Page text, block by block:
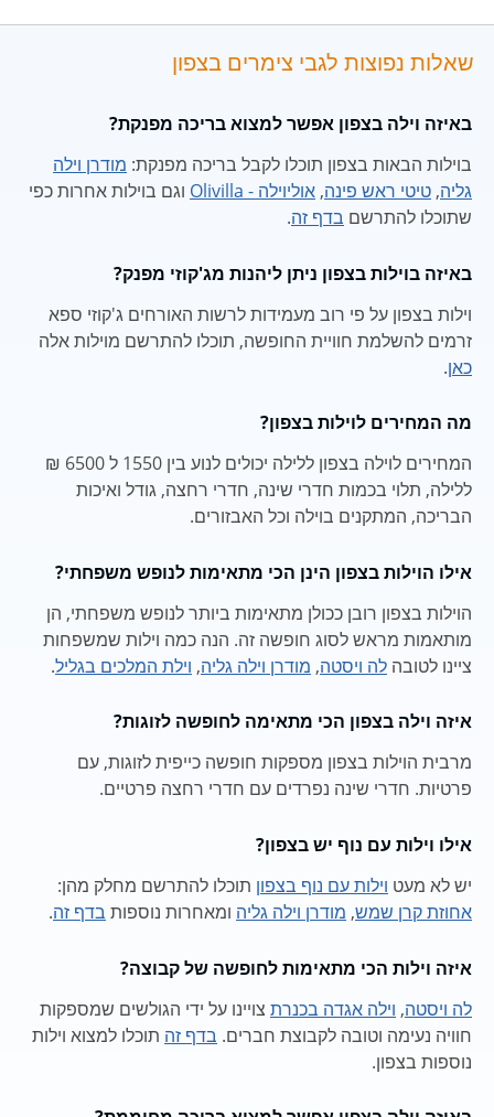
שאלות נפוצות לגבי צימרים בצפון
באיזה וילה בצפון אפשר למצוא בריכה מפנקת?
בוילות הבאות בצפון תוכלו לקבל בריכה מפנקת: מודרן וילה
גליה, טיטי ראש פינה, אוליוילה - Olivilla
וגם בוילות אחרות כפי
שתוכלו להתרשם בדף זה.
באיזה בוילות בצפון ניתן ליהנות מג'קוזי מפנק?
וילות בצפון על פי רוב מעמידות לרשות האורחים ג'קוזי ספא
זרמים להשלמת חוויית החופשה, תוכלו להתרשם מוילות אלה
כאן.
מה המחירים לוילות בצפון?
המחירים לוילה בצפון ללילה יכולים לנוע בין 1550 ל 6500 ₪
ללילה, תלוי בכמות חדרי שינה, חדרי רחצה, גודל ואיכות
הבריכה, המתקנים בוילה וכל האבזורים.
אילו הוילות בצפון הינן הכי מתאימות לנופש משפחתי?
הוילות בצפון רובן ככולן מתאימות ביותר לנופש משפחתי, הן
מותאמות מראש לסוג חופשה זה. הנה כמה וילות שמשפחות
ציינו לטובה לה ויסטה, מודרן וילה גליה, וילת המלכים בגליל.
איזה וילה בצפון הכי מתאימה לחופשה לזוגות?
מרבית הוילות בצפון מספקות חופשה כייפית לזוגות, עם
פרטיות. חדרי שינה נפרדים עם חדרי רחצה פרטיים.
אילו וילות עם נוף יש בצפון?
יש לא מעט וילות עם נוף בצפון תוכלו להתרשם מחלק מהן:
אחוזת קרן שמש, מודרן וילה גליה ומאחרות נוספות בדף זה.
איזה וילות הכי מתאימות לחופשה של קבוצה?
לה ויסטה, וילה אגדה בכנרת צויינו על ידי הגולשים שמספקות
חוויה נעימה וטובה לקבוצת חברים. בדף זה תוכלו למצוא וילות
נוספות בצפון.